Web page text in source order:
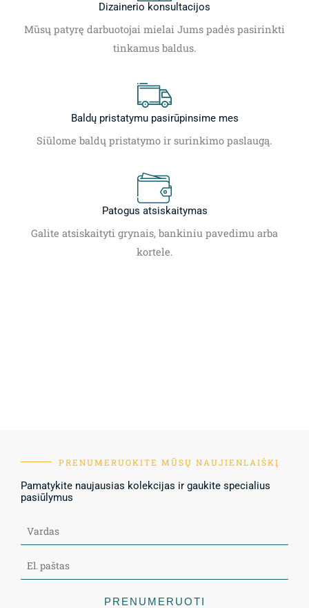
Dizainerio konsultacijos
Mūsų patyrę darbuotojai mielai Jums padės pasirinkti
tinkamus baldus.
Baldų pristatymu pasirūpinsime mes
Siūlome baldų pristatymo ir surinkimo paslaugą.
Patogus atsiskaitymas
Galite atsiskaityti grynais, bankiniu pavedimu arba
kortele.
PRENUMERUOKITE MŪSŲ NAUJIENLAIŠKĮ
Pamatykite naujausias kolekcijas ir gaukite specialius
pasiūlymus
PRENUMERUOTI